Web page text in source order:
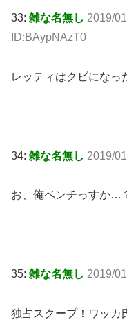
33: 雑な名無し 2019/
ID:BAypNAzT0
レッティはクビになっ
34: 雑な名無し 2019/
お、俺ベンチっすか…
35: 雑な名無し 2019/
独占スクープ！ワッカ